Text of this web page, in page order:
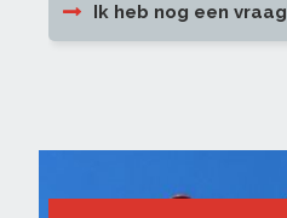
Ik heb nog een vraag